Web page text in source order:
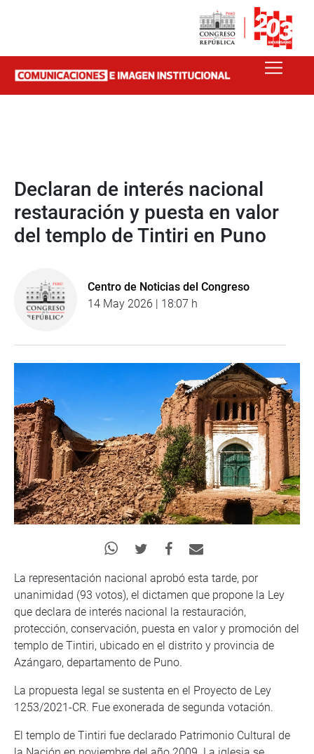
Declaran de interés nacional
restauración y puesta en valor
del templo de Tintiri en Puno
Centro de Noticias del Congreso
14 May 2026 | 18:07 h
La representación nacional aprobó esta tarde, por
unanimidad (93 votos), el dictamen que propone la Ley
que declara de interés nacional la restauración,
protección, conservación, puesta en valor y promoción del
templo de Tintiri, ubicado en el distrito y provincia de
Azángaro, departamento de Puno.
La propuesta legal se sustenta en el Proyecto de Ley
1253/2021-CR. Fue exonerada de segunda votación.
El templo de Tintiri fue declarado Patrimonio Cultural de